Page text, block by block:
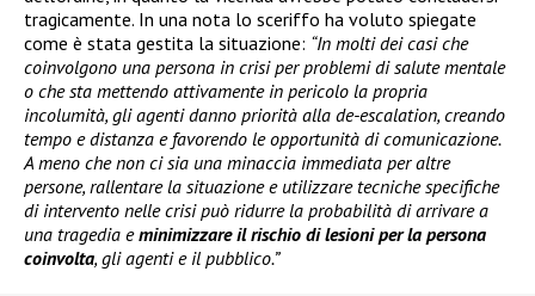
tragicamente. In una nota lo sceriffo ha voluto spiegate
come è stata gestita la situazione: “In molti dei casi che
coinvolgono una persona in crisi per problemi di salute mentale
o che sta mettendo attivamente in pericolo la propria
incolumità, gli agenti danno priorità alla de-escalation, creando
tempo e distanza e favorendo le opportunità di comunicazione.
A meno che non ci sia una minaccia immediata per altre
persone, rallentare la situazione e utilizzare tecniche specifiche
di intervento nelle crisi può ridurre la probabilità di arrivare a
una tragedia eminimizzare il rischio di lesioni per la persona
coinvolta, gli agenti e il pubblico.”